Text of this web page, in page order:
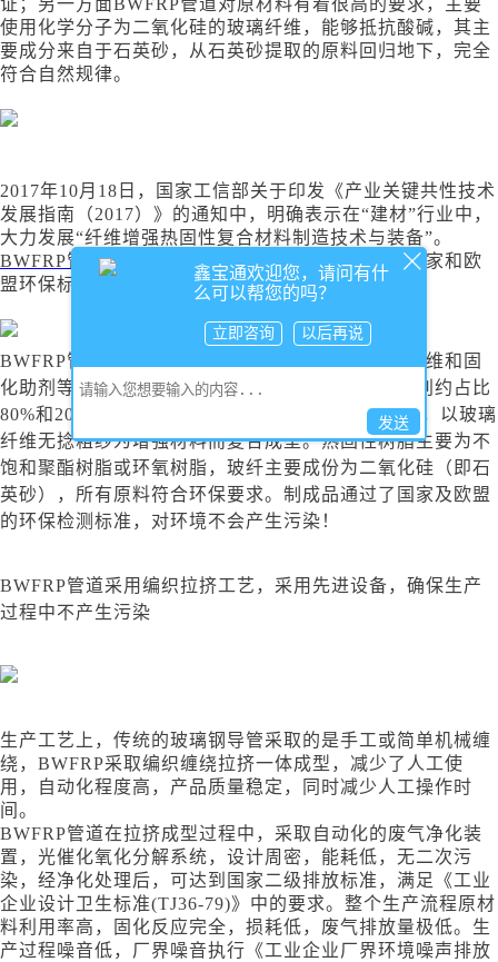
证；另一方面 BWFRP管道对原材料有着很高的要求，主要
使用化学分子为二氧化硅的玻璃纤维，能够抵抗酸碱，其主
要成分来自于石英砂，从石英砂提取的原料回归地下，完全
符合自然规律。
2017年10月18日，国家工信部关于印发《产业关键共性技术
发展指南（2017）》的通知中，明确表示在“建材”行业中，
大力发展“纤维增强热固性复合材料制造技术与装备”。
BWFRP管道采用环保原料，从源头保证产品符合国家和欧
盟环保标准
BWFRP管道
的原材料包括不饱和聚酯树脂、玻璃纤维和固
化助剂等，产品成型后玻璃纤维不饱和聚酯树脂分别约占比
80%和20%。BWFRP管道主要以热固性树脂为基体，以玻璃
纤维无捻粗纱为增强材料而复合成型。热固性树脂主要为不
饱和聚酯树脂或环氧树脂，玻纤主要成份为二氧化硅（即石
英砂），所有原料符合环保要求。制成品通过了国家及欧盟
的环保检测标准，对环境不会产生污染！
BWFRP管道采用编织拉挤工艺，采用先进设备，确保生产
过程中不产生污染
生产工艺上，传统的玻璃钢导管采取的是手工或简单机械缠
绕， BWFRP采取编织缠绕拉挤一体成型，减少了人工使
用，自动化程度高，产品质量稳定，同时减少人工操作时
间。
BWFRP管道在拉挤成型过程中，采取自动化的废气净化装
置，光催化氧化分解系统，设计周密，能耗低，无二次污
染，经净化处理后，可达到国家二级排放标准，满足《工业
企业设计卫生标准(TJ36-79)》中的要求。整个生产流程原材
料利用率高，固化反应完全，损耗低，废气排放量极低。生
产过程噪音低，厂界噪音执行《工业企业厂界环境噪声排放
鑫宝通欢迎您，请问有什
么可以帮您的吗？
立即咨询 以后再说
发送